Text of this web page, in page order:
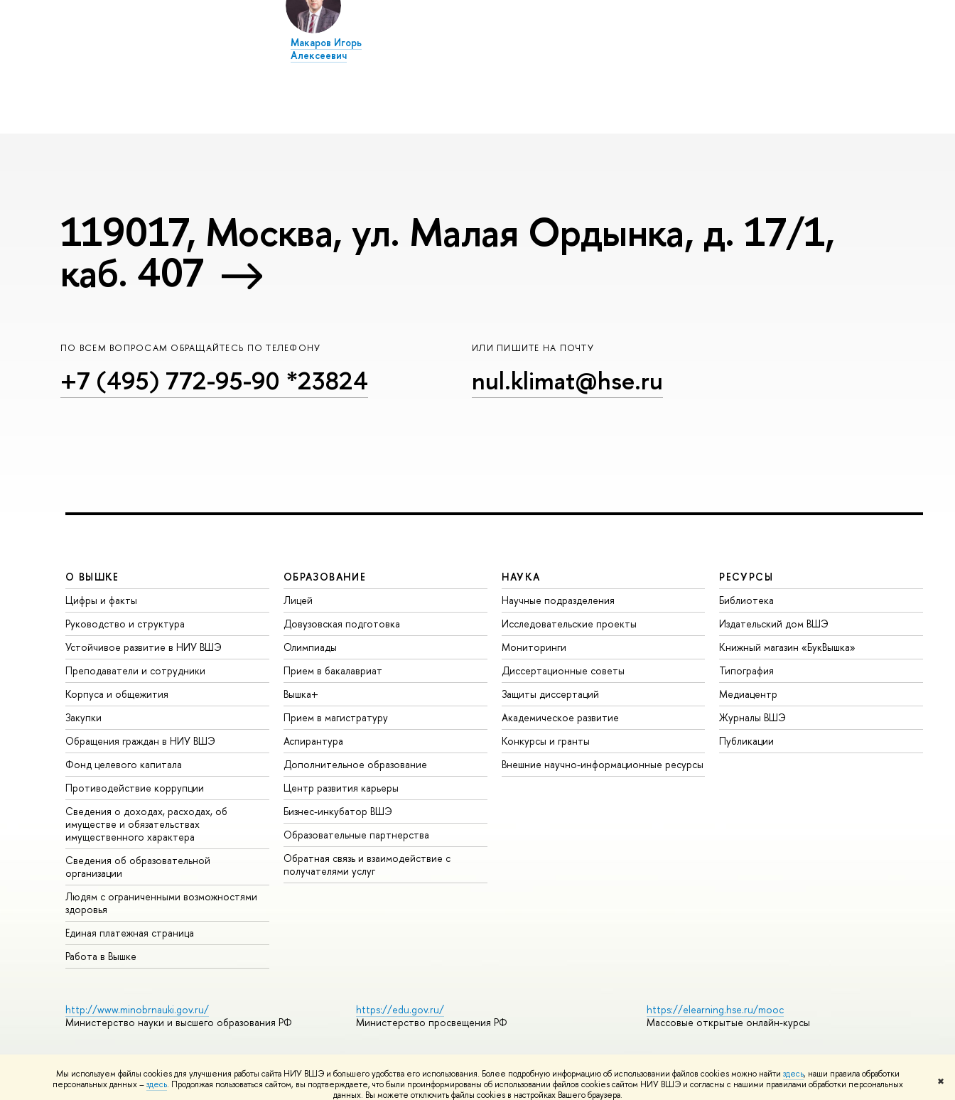
Мы используем файлы cookies для улучшения работы сайта НИУ ВШЭ и большего удобства его использования. Более подробную информацию об использовании файлов cookies можно найти здесь, наши правила обработки
персональных данных –здесь. Продолжая пользоваться сайтом, вы подтверждаете, что были проинформированы об использовании файлов cookies сайтом НИУ ВШЭ и согласны с нашими правилами обработки персональных
данных. Вы можете отключить файлы cookies в настройках Вашего браузера.
✖
Макаров Игорь
Алексеевич
119017, Москва, ул. Малая Ордынка, д. 17/1,
каб. 407
ПО ВСЕМ ВОПРОСАМ ОБРАЩАЙТЕСЬ ПО ТЕЛЕФОНУ
+7 (495) 772-95-90 *23824
ИЛИ ПИШИТЕ НА ПОЧТУ
nul.klimat@hse.ru
О ВЫШКЕ
Цифры и факты
Руководство и структура
Устойчивое развитие в НИУ ВШЭ
Преподаватели и сотрудники
Корпуса и общежития
Закупки
Обращения граждан в НИУ ВШЭ
Фонд целевого капитала
Противодействие коррупции
Сведения о доходах, расходах, об
имуществе и обязательствах
имущественного характера
Сведения об образовательной
организации
Людям с ограниченными возможностями
здоровья
Единая платежная страница
Работа в Вышке
ОБРАЗОВАНИЕ
Лицей
Довузовская подготовка
Олимпиады
Прием в бакалавриат
Вышка+
Прием в магистратуру
Аспирантура
Дополнительное образование
Центр развития карьеры
Бизнес-инкубатор ВШЭ
Образовательные партнерства
Обратная связь и взаимодействие с
получателями услуг
НАУКА
Научные подразделения
Исследовательские проекты
Мониторинги
Диссертационные советы
Защиты диссертаций
Академическое развитие
Конкурсы и гранты
Внешние научно-информационные ресурсы
РЕСУРСЫ
Библиотека
Издательский дом ВШЭ
Книжный магазин «БукВышка»
Типография
Медиацентр
Журналы ВШЭ
Публикации
http://www.minobrnauki.gov.ru/
Министерство науки и высшего образования РФ
https://edu.gov.ru/
Министерство просвещения РФ
https://elearning.hse.ru/mooc
Массовые открытые онлайн-курсы
© НИУ ВШЭ 1993–2026 Адреса и контактыУсловия использования материаловПолитика конфиденциальностиКарта сайта
Шрифты HSE Sans и HSE Slab разработаны вШколе дизайна НИУ ВШЭ
Редактору